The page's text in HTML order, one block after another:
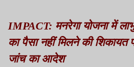
IMPACT: मनरेगा योजना में
का पैसा नहीं मिलने की शिकायत
जांच का आदेश